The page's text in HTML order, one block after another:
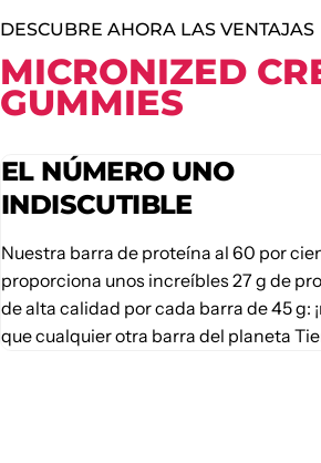
DESCUBRE AHORA LAS VENTAJAS
MICRONIZED
GUMMIES
EL NÚMERO UNO
INDISCUTIBLE
Nuestra barra de proteína al 60 por
proporciona unos increíbles 27 g de
de alta calidad por cada barra de 45 g:
que cualquier otra barra del planeta